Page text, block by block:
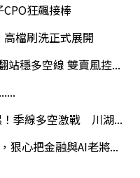
狂飆接棒
檔刷洗正式展開
站穩多空線 雙賣風控...
！季線多空激戰 川湖...
狠心把金融與AI老將...